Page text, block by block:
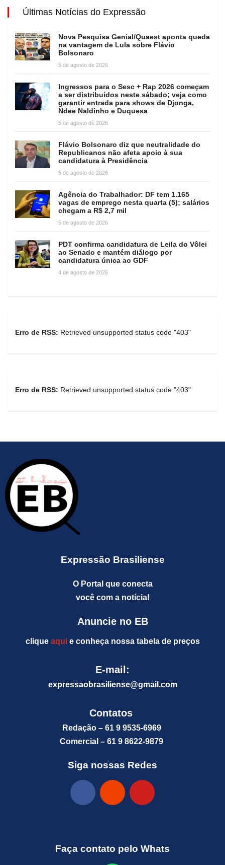
Últimas Notícias do Expressão
Nova Pesquisa Genial/Quaest aponta queda
na vantagem de Lula sobre Flávio
Bolsonaro
5 de agosto de 2026
Ingressos para o Sesc + Rap 2026 começam
a ser distribuídos neste sábado; veja como
garantir entrada para shows de Djonga,
Ndee Naldinho e Duquesa
5 de agosto de 2026
Flávio Bolsonaro diz que neutralidade do
Republicanos não afeta apoio à sua
candidatura à Presidência
5 de agosto de 2026
Agência do Trabalhador: DF tem 1.165
vagas de emprego nesta quarta (5); salários
chegam a R$ 2,7 mil
5 de agosto de 2026
PDT confirma candidatura de Leila do Vôlei
ao Senado e mantém diálogo por
candidatura única ao GDF
4 de agosto de 2026
Erro de RSS: Retrieved unsupported status code "403"
Erro de RSS: Retrieved unsupported status code "403"
Expressão Brasiliense
O Portal que conecta
você com a notícia!
Anuncie no EB
clique aquie conheça nossa tabela de preços
E-mail:
expressaobrasiliense@gmail.com
Contatos
Redação – 61 9 9535-6969
Comercial – 61 9 8622-9879
Siga nossas Redes
Faça contato pelo Whats